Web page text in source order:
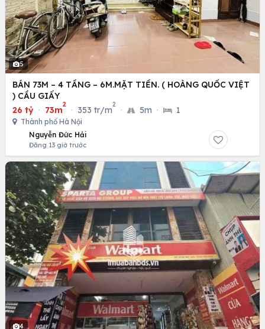
5
BÁN 73M – 4 TẦNG – 6M.MẶT TIỀN. ( HOÀNG QUỐC VIỆT
) CẦU GIẤY
26 tỷ · 73m
2
· 353 tr/m
2
· 5m · 1
Thành phố Hà Nội
Nguyễn Đức Hải
Đăng 13 giờ trước
4